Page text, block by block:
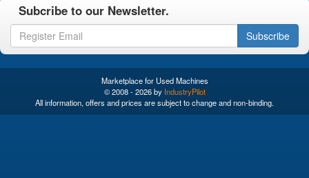
Subcribe to our Newsletter.
Subscribe
Marketplace for Used Machines
© 2008 - 2026 by IndustryPilot
All information, offers and prices are subject to change and non-binding.